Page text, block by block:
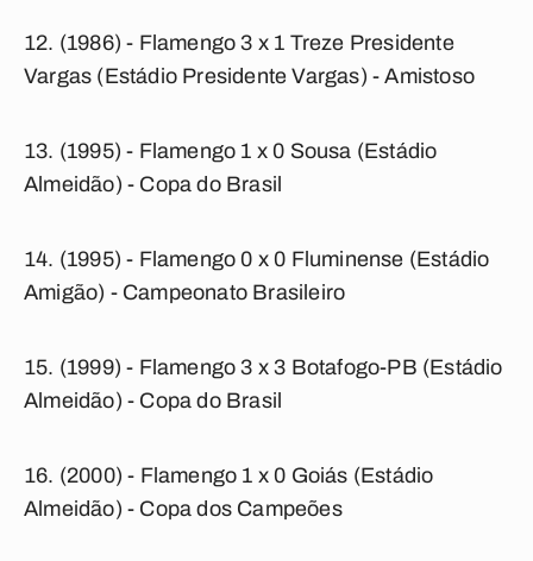
(1986) - Flamengo 3 x 1 Treze Presidente
Vargas (Estádio Presidente Vargas) - Amistoso
(1995) - Flamengo 1 x 0 Sousa (Estádio
Almeidão) - Copa do Brasil
(1995) - Flamengo 0 x 0 Fluminense (Estádio
Amigão) - Campeonato Brasileiro
(1999) - Flamengo 3 x 3 Botafogo-PB (Estádio
Almeidão) - Copa do Brasil
(2000) - Flamengo 1 x 0 Goiás (Estádio
Almeidão) - Copa dos Campeões